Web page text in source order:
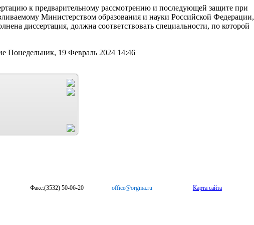
к предварительному рассмотрению и последующей защите при
Министерством образования и науки Российской Федерации,
диссертация, должна соответствовать специальности, по которой
N 4
Понедельник, 19 Февраль 2024 14:46
Факс:(3532) 50-06-20 office@orgma.ru Карта сайта